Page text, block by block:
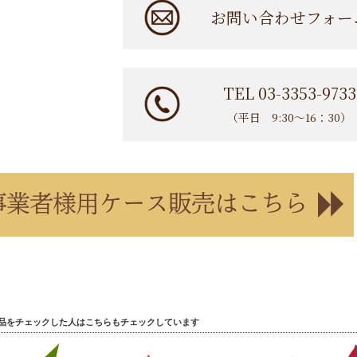
お問い合わせフォ
TEL 03-3353-9733
（平日 9:30〜16：30）
をチェックした人はこちらもチェックしています